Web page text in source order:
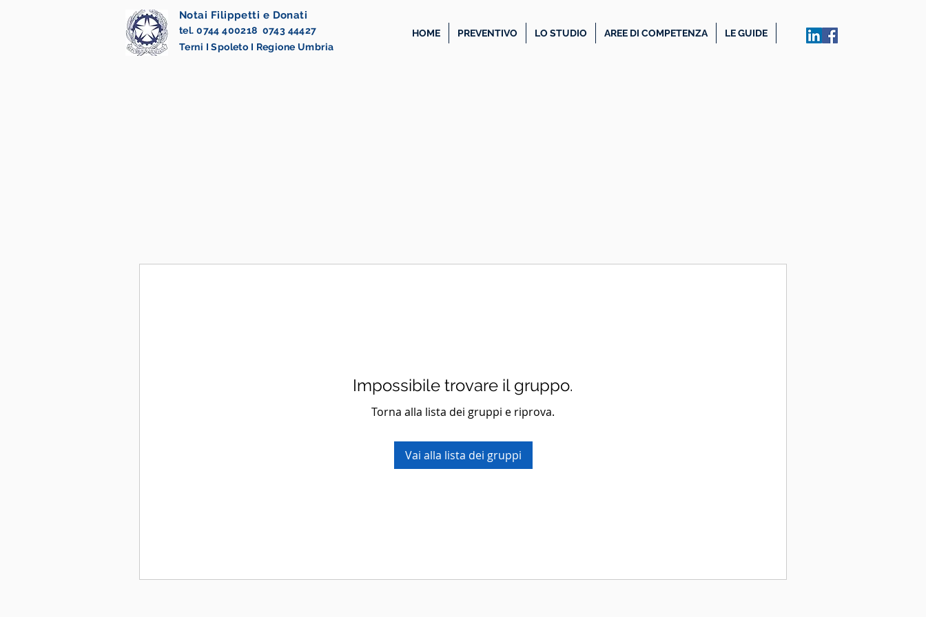
Notai Filippetti e Donati
HOME PREVENTIVO LO STUDIO AREE DI COMPETENZA LE GUIDE
tel. 0744 400218 0743 44427
Terni I Spoleto I Regione Umbria
Impossibile trovare il gruppo.
Torna alla lista dei gruppi e riprova.
Vai alla lista dei gruppi